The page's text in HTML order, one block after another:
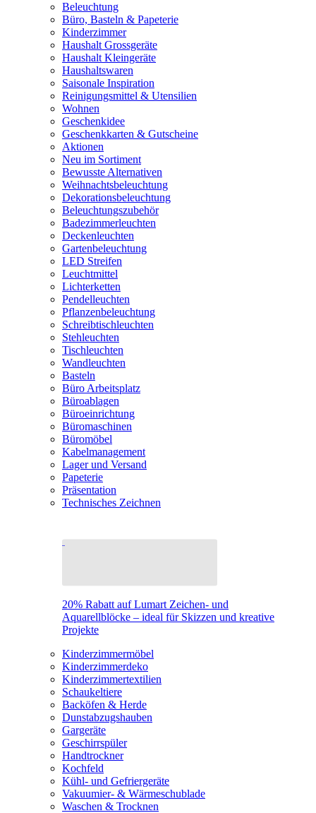
Beleuchtung
Büro, Basteln & Papeterie
Kinderzimmer
Haushalt Grossgeräte
Haushalt Kleingeräte
Haushaltswaren
Saisonale Inspiration
Reinigungsmittel & Utensilien
Wohnen
Geschenkidee
Geschenkkarten & Gutscheine
Aktionen
Neu im Sortiment
Bewusste Alternativen
Weihnachtsbeleuchtung
Dekorationsbeleuchtung
Beleuchtungszubehör
Badezimmerleuchten
Deckenleuchten
Gartenbeleuchtung
LED Streifen
Leuchtmittel
Lichterketten
Pendelleuchten
Pflanzenbeleuchtung
Schreibtischleuchten
Stehleuchten
Tischleuchten
Wandleuchten
Basteln
Büro Arbeitsplatz
Büroablagen
Büroeinrichtung
Büromaschinen
Büromöbel
Kabelmanagement
Lager und Versand
Papeterie
Präsentation
Technisches Zeichnen
20% Rabatt auf Lumart Zeichen- und
Aquarellblöcke – ideal für Skizzen und kreative
Projekte
Kinderzimmermöbel
Kinderzimmerdeko
Kinderzimmertextilien
Schaukeltiere
Backöfen & Herde
Dunstabzugshauben
Gargeräte
Geschirrspüler
Handtrockner
Kochfeld
Kühl- und Gefriergeräte
Vakuumier- & Wärmeschublade
Waschen & Trocknen